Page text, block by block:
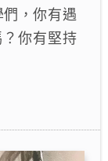
，你有遇
你有堅持